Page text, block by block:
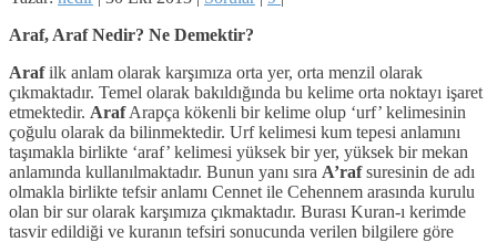
Araf, Araf Nedir? Ne Demektir?
Arafilk anlam olarak karşımıza orta yer, orta menzil olarak
çıkmaktadır. Temel olarak bakıldığında bu kelime orta noktayı işaret
etmektedir. ArafArapça kökenli bir kelime olup ‘urf’ kelimesinin
çoğulu olarak da bilinmektedir. Urf kelimesi kum tepesi anlamını
taşımakla birlikte ‘araf’ kelimesi yüksek bir yer, yüksek bir mekan
anlamında kullanılmaktadır. Bunun yanı sıra A’rafsuresinin de adı
olmakla birlikte tefsir anlamı Cennet ile Cehennem arasında kurulu
olan bir sur olarak karşımıza çıkmaktadır. Burası Kuran-ı kerimde
tasvir edildiği ve kuranın tefsiri sonucunda verilen bilgilere göre